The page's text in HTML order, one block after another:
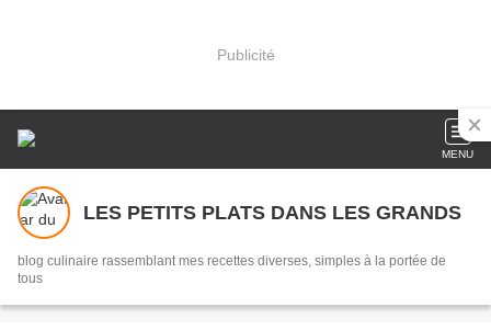
Publicité
MENU
LES PETITS PLATS DANS LES GRANDS
blog culinaire rassemblant mes recettes diverses, simples à la portée de
tous